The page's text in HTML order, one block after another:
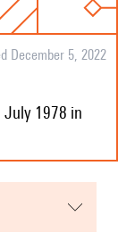
December 5, 2022
July 1978 in